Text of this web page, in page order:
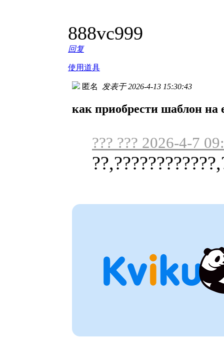
888vc999
回复
使用道具
匿名 发表于 2026-4-13 15:30:43
как приобрести шаблон на
??? ??? 2026-4-7